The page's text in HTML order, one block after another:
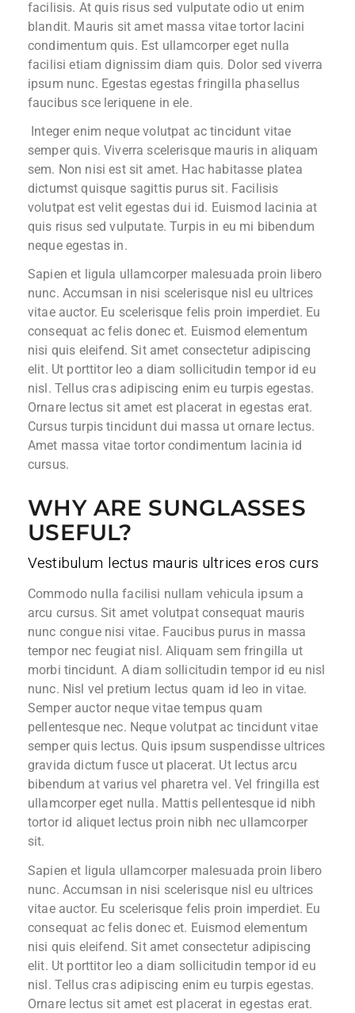
facilisis. At quis risus sed vulputate odio ut enim
blandit. Mauris sit amet massa vitae tortor lacini
condimentum quis. Est ullamcorper eget nulla
facilisi etiam dignissim diam quis. Dolor sed viverra
ipsum nunc. Egestas egestas fringilla phasellus
faucibus sce leriquene in ele.
Integer enim neque volutpat ac tincidunt vitae
semper quis. Viverra scelerisque mauris in aliquam
sem. Non nisi est sit amet. Hac habitasse platea
dictumst quisque sagittis purus sit. Facilisis
volutpat est velit egestas dui id. Euismod lacinia at
quis risus sed vulputate. Turpis in eu mi bibendum
neque egestas in.
Sapien et ligula ullamcorper malesuada proin libero
nunc. Accumsan in nisi scelerisque nisl eu ultrices
vitae auctor. Eu scelerisque felis proin imperdiet. Eu
consequat ac felis donec et. Euismod elementum
nisi quis eleifend. Sit amet consectetur adipiscing
elit. Ut porttitor leo a diam sollicitudin tempor id eu
nisl. Tellus cras adipiscing enim eu turpis egestas.
Ornare lectus sit amet est placerat in egestas erat.
Cursus turpis tincidunt dui massa ut ornare lectus.
Amet massa vitae tortor condimentum lacinia id
cursus.
WHY ARE SUNGLASSES
USEFUL?
Vestibulum lectus mauris ultrices eros curs
Commodo nulla facilisi nullam vehicula ipsum a
arcu cursus. Sit amet volutpat consequat mauris
nunc congue nisi vitae. Faucibus purus in massa
tempor nec feugiat nisl. Aliquam sem fringilla ut
morbi tincidunt. A diam sollicitudin tempor id eu nisl
nunc. Nisl vel pretium lectus quam id leo in vitae.
Semper auctor neque vitae tempus quam
pellentesque nec. Neque volutpat ac tincidunt vitae
semper quis lectus. Quis ipsum suspendisse ultrices
gravida dictum fusce ut placerat. Ut lectus arcu
bibendum at varius vel pharetra vel. Vel fringilla est
ullamcorper eget nulla. Mattis pellentesque id nibh
tortor id aliquet lectus proin nibh nec ullamcorper
sit.
Sapien et ligula ullamcorper malesuada proin libero
nunc. Accumsan in nisi scelerisque nisl eu ultrices
vitae auctor. Eu scelerisque felis proin imperdiet. Eu
consequat ac felis donec et. Euismod elementum
nisi quis eleifend. Sit amet consectetur adipiscing
elit. Ut porttitor leo a diam sollicitudin tempor id eu
nisl. Tellus cras adipiscing enim eu turpis egestas.
Ornare lectus sit amet est placerat in egestas erat.